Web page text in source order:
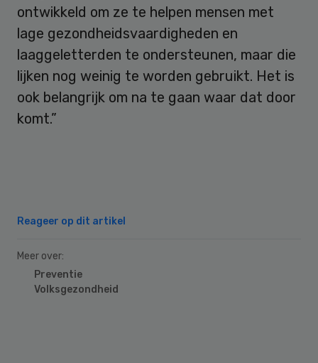
ontwikkeld om ze te helpen mensen met
lage gezondheidsvaardigheden en
laaggeletterden te ondersteunen, maar die
lijken nog weinig te worden gebruikt. Het is
ook belangrijk om na te gaan waar dat door
komt.”
Reageer op dit artikel
Meer over:
Preventie
Volksgezondheid